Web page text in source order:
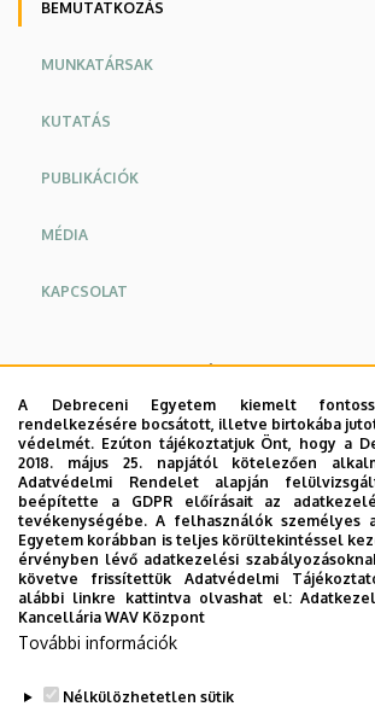
Biológiai
Intézet
BEMUTATKOZÁS
MUNKATÁRSAK
KUTATÁS
PUBLIKÁCIÓK
MÉDIA
KAPCSOLAT
A Biomarker kutatócsoport
molekulák azonosítása, amelyek
diagnózisát, illetve terápiás
A kutatócsoport elsősorban az
betegségek, mint a cukorbetegség,
valamint a kardiovaszkuláris
bizonyos daganatok molekuláris
tanulmányozását illetve a
biomarkerek azonosítását tűzte ki célul.
A tagok elkötelezettek olyan
módszerfejlesztések irányába,
nagyfokú szelektivitás és
A Debreceni Egyetem kiemelt
rendelkezésére bocsátott, illetve birtokába
védelmét. Ezúton tájékoztatjuk Önt, hogy a
2018. május 25. napjától kötelezően
Adatvédelmi Rendelet alapján
beépítette a GDPR előírásait az
tevékenységébe. A felhasználók személyes
Egyetem korábban is teljes körültekintéssel
érvényben lévő adatkezelési
követve frissítettük Adatvédelmi
alábbi linkre kattintva olvashat el:
Kancellária WAV Központ
További információk
Nélkülözhetetlen sütik